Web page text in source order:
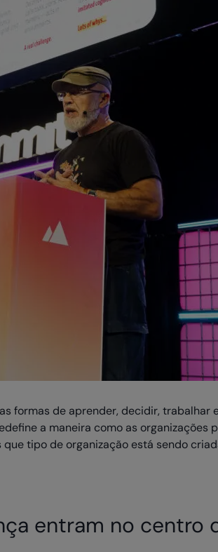
formas de aprender, decidir, trabalhar
a maneira como as organizações
tipo de organização está sendo
entram no centro